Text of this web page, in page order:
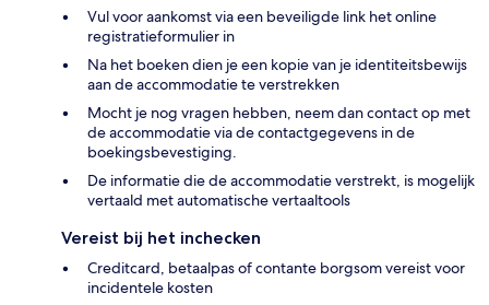
Vul voor aankomst via een beveiligde link het online
registratieformulier in
Na het boeken dien je een kopie van je identiteitsbewijs
aan de accommodatie te verstrekken
Mocht je nog vragen hebben, neem dan contact op met
de accommodatie via de contactgegevens in de
boekingsbevestiging.
De informatie die de accommodatie verstrekt, is mogelijk
vertaald met automatische vertaaltools
Vereist bij het inchecken
Creditcard, betaalpas of contante borgsom vereist voor
incidentele kosten